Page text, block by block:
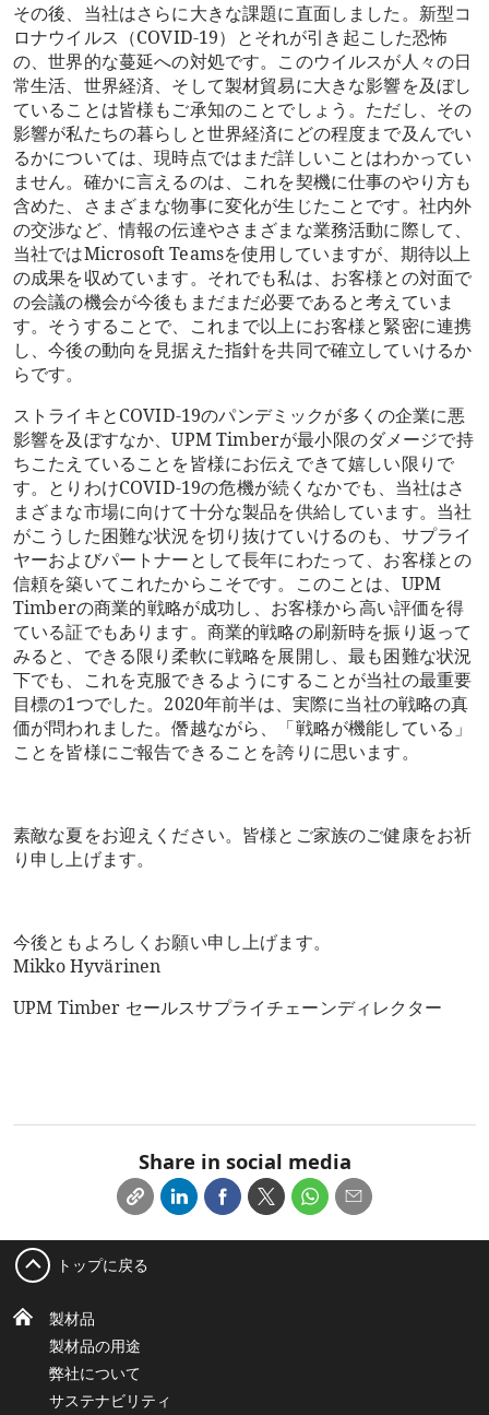
その後、当社はさらに大きな課題に直面しました。新型コ
ロナウイルス（COVID-19）とそれが引き起こした恐怖
の、世界的な蔓延への対処です。このウイルスが人々の日
常生活、世界経済、そして製材貿易に大きな影響を及ぼし
ていることは皆様もご承知のことでしょう。ただし、その
影響が私たちの暮らしと世界経済にどの程度まで及んでい
るかについては、現時点ではまだ詳しいことはわかってい
ません。確かに言えるのは、これを契機に仕事のやり方も
含めた、さまざまな物事に変化が生じたことです。社内外
の交渉など、情報の伝達やさまざまな業務活動に際して、
当社ではMicrosoft Teamsを使用していますが、期待以上
の成果を収めています。それでも私は、お客様との対面で
の会議の機会が今後もまだまだ必要であると考えていま
す。そうすることで、これまで以上にお客様と緊密に連携
し、今後の動向を見据えた指針を共同で確立していけるか
らです。
ストライキとCOVID-19のパンデミックが多くの企業に悪
影響を及ぼすなか、UPM Timberが最小限のダメージで持
ちこたえていることを皆様にお伝えできて嬉しい限りで
す。とりわけCOVID-19の危機が続くなかでも、当社はさ
まざまな市場に向けて十分な製品を供給しています。当社
がこうした困難な状況を切り抜けていけるのも、サプライ
ヤーおよびパートナーとして長年にわたって、お客様との
信頼を築いてこれたからこそです。このことは、UPM
Timberの商業的戦略が成功し、お客様から高い評価を得
ている証でもあります。商業的戦略の刷新時を振り返って
みると、できる限り柔軟に戦略を展開し、最も困難な状況
下でも、これを克服できるようにすることが当社の最重要
目標の1つでした。2020年前半は、実際に当社の戦略の真
価が問われました。僭越ながら、「戦略が機能している」
ことを皆様にご報告できることを誇りに思います。
素敵な夏をお迎えください。皆様とご家族のご健康をお祈
り申し上げます。
今後ともよろしくお願い申し上げます。
Mikko Hyvärinen
UPM Timber セールスサプライチェーンディレクター
Share in social media
製材品
製材品の用途
弊社について
サステナビリティ
トップに戻る